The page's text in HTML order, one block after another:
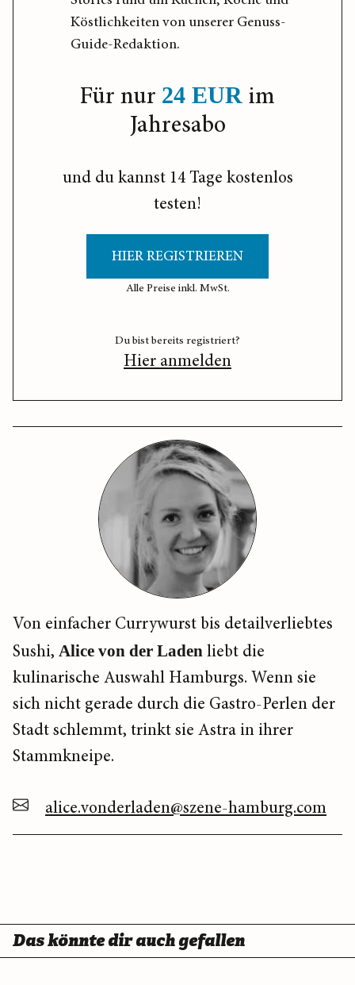
Köstlichkeiten von unserer Genuss-
Guide-Redaktion.
Für nur 24 EUR im
Jahresabo
und du kannst 14 Tage kostenlos
testen!
HIER REGISTRIEREN
Alle Preise inkl. MwSt.
Du bist bereits registriert?
Hier anmelden
Von einfacher Currywurst bis detailverliebtes
Sushi, Alice von der Laden liebt die
kulinarische Auswahl Hamburgs. Wenn sie
sich nicht gerade durch die Gastro-Perlen der
Stadt schlemmt, trinkt sie Astra in ihrer
Stammkneipe.
alice.vonderladen@szene-hamburg.com
Das könnte dir auch gefallen